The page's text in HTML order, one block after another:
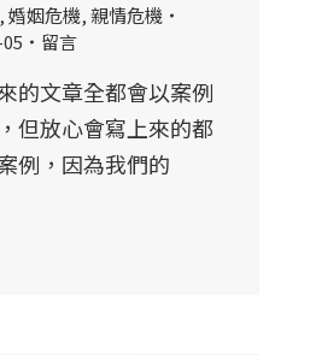
,婚姻危機,親情危機
留言
的文章全都會以案例
但放心會寫上來的都
例，因為我們的